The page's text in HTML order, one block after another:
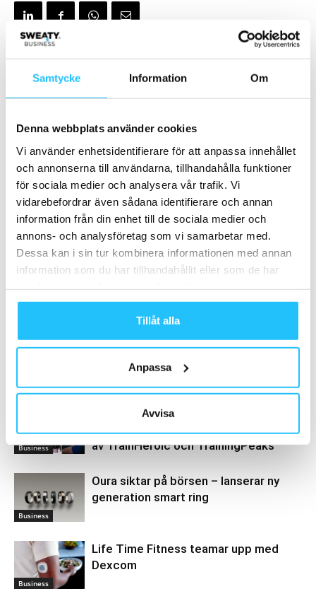
Samtycke Information Om
Denna webbplats använder cookies
Vi använder enhetsidentifierare för att anpassa innehållet
och annonserna till användarna, tillhandahålla funktioner
för sociala medier och analysera vår trafik. Vi
vidarebefordrar även sådana identifierare och annan
information från din enhet till de sociala medier och
annons- och analysföretag som vi samarbetar med.
Dessa kan i sin tur kombinera informationen med annan
information som du har tillhandahållit eller som de har
Tillåt alla
Anpassa
Avvisa
Förra artikeln
Klimattoppmöte ska säkra
fokus på klimatåtgärder på
ISPO München
Nästa artikel
Eleiko öppnar showroom i
Brian van den Brink
Relaterade artiklar
Business
Garmin bygger ett komplett
träningsekosystem genom förvärven
av TrainHeroic och TrainingPeaks
Business
Oura siktar på börsen – lanserar ny
generation smart ring
Business
Life Time Fitness teamar upp med
Dexcom